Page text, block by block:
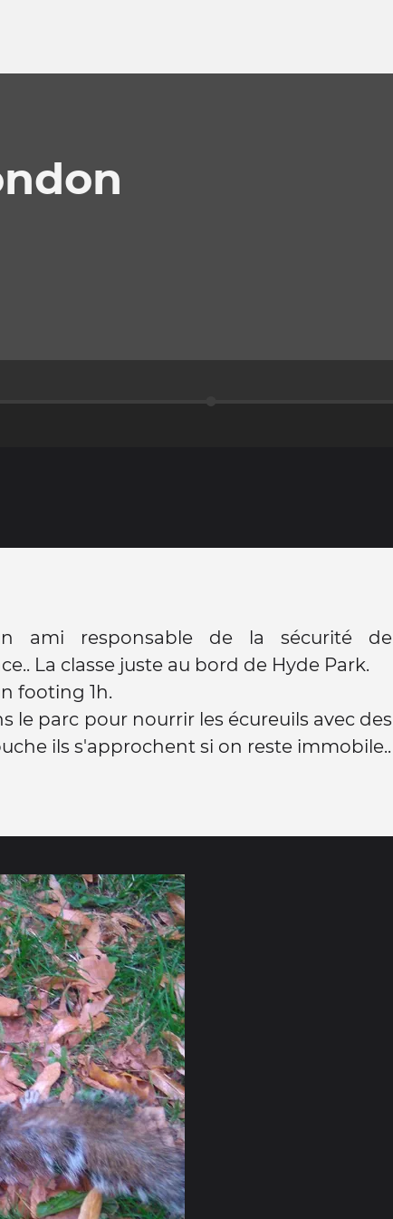
ami responsable de la sécurité de
La classe juste au bord de Hyde Park.
footing 1h.
le parc pour nourrir les écureuils avec des
ils s'approchent si on reste immobile..